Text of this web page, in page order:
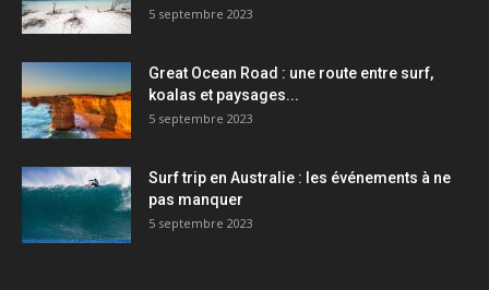
5 septembre 2023
Great Ocean Road : une route entre surf,
koalas et paysages...
5 septembre 2023
Surf trip en Australie : les événements à ne
pas manquer
5 septembre 2023